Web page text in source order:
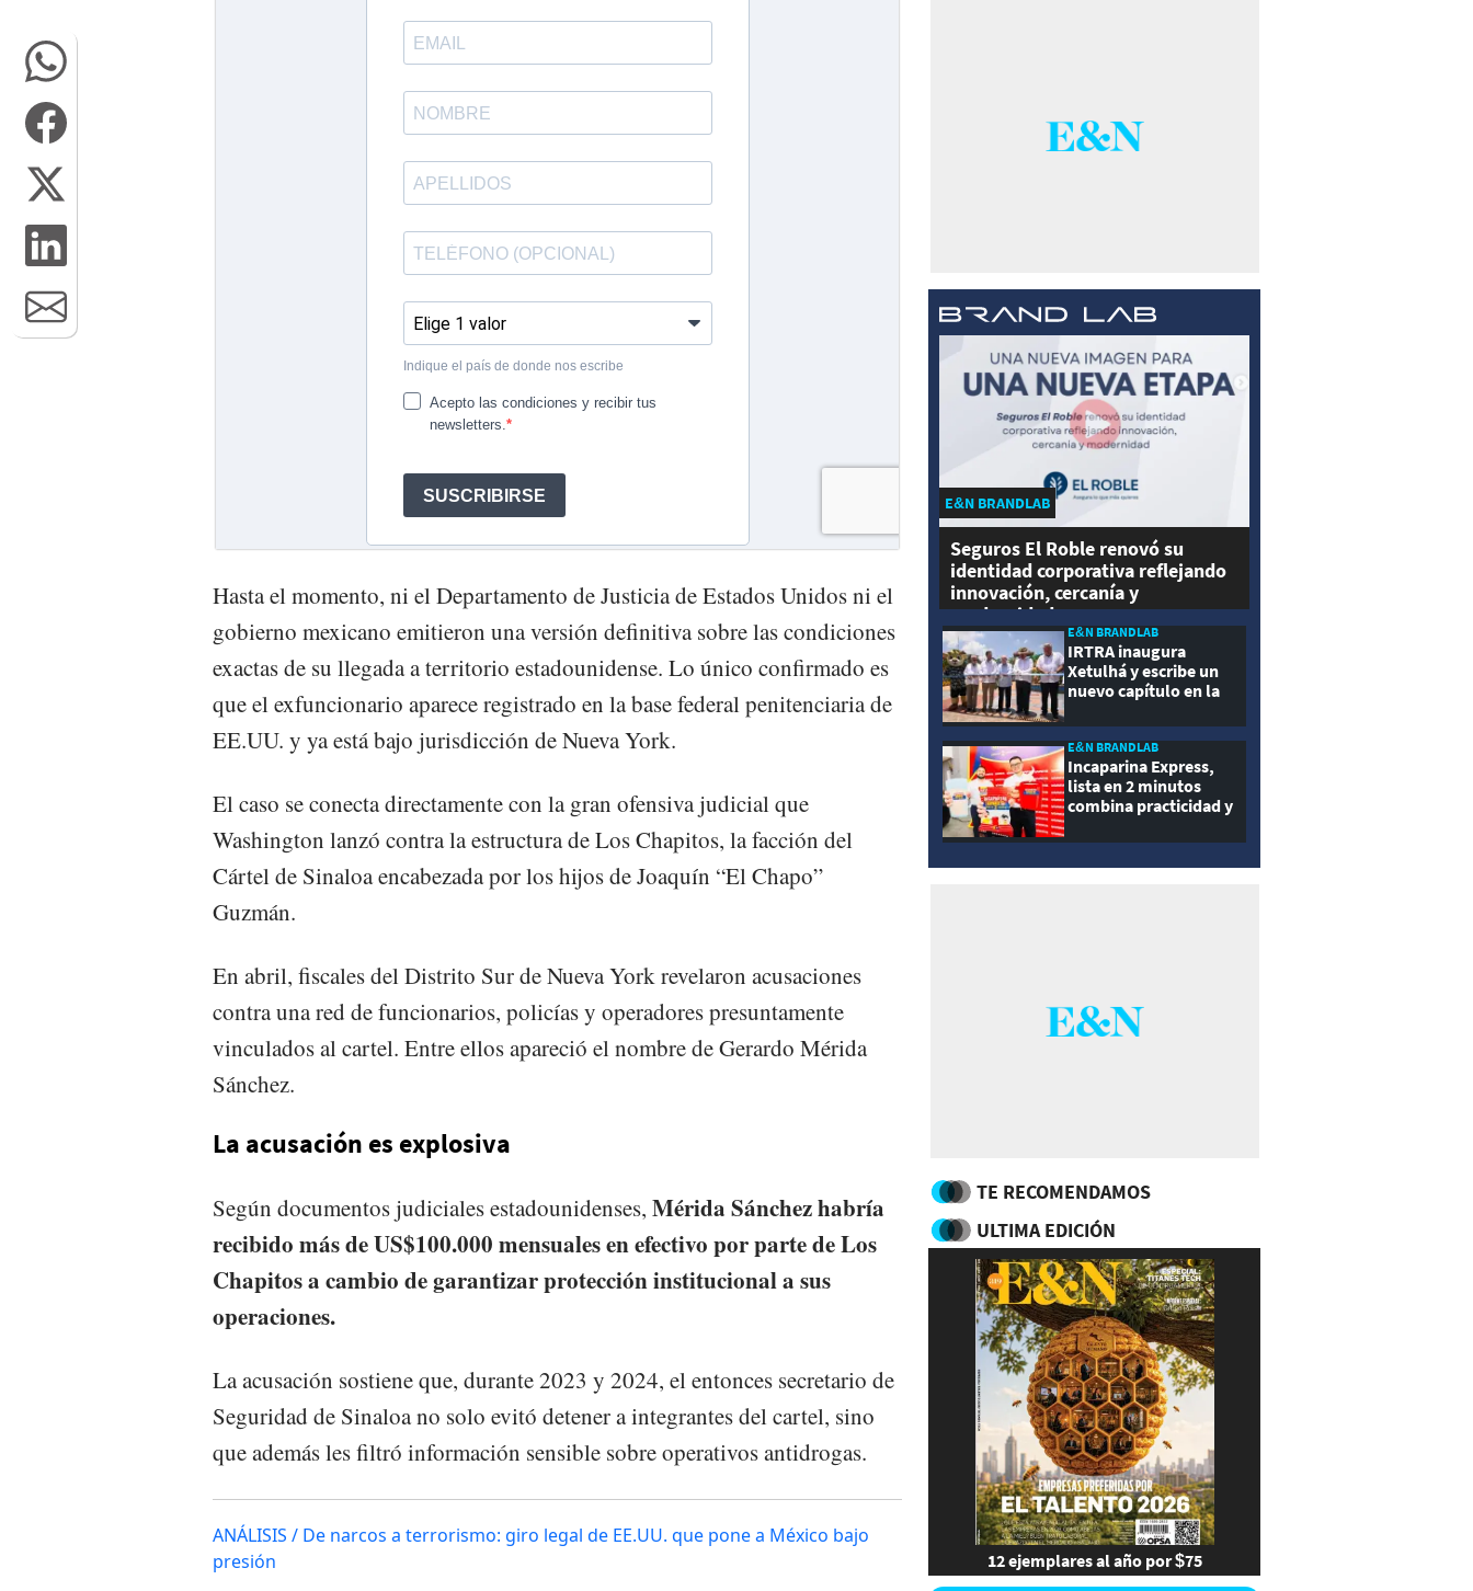
Hasta el momento, ni el Departamento de Justicia de Estados Unidos ni el
gobierno mexicano emitieron una versión definitiva sobre las condiciones
exactas de su llegada a territorio estadounidense. Lo único confirmado es
que el exfuncionario aparece registrado en la base federal penitenciaria de
EE.UU. y ya está bajo jurisdicción de Nueva York.
El caso se conecta directamente con la gran ofensiva judicial que
Washington lanzó contra la estructura de Los Chapitos, la facción del
Cártel de Sinaloa encabezada por los hijos de Joaquín “El Chapo”
Guzmán.
En abril, fiscales del Distrito Sur de Nueva York revelaron acusaciones
contra una red de funcionarios, policías y operadores presuntamente
vinculados al cartel. Entre ellos apareció el nombre de Gerardo Mérida
Sánchez.
La acusación es explosiva
Según documentos judiciales estadounidenses, Mérida Sánchez habría
recibido más de US$100.000 mensuales en efectivo por parte de Los
Chapitos a cambio de garantizar protección institucional a sus
operaciones.
La acusación sostiene que, durante 2023 y 2024, el entonces secretario de
Seguridad de Sinaloa no solo evitó detener a integrantes del cartel, sino
que además les filtró información sensible sobre operativos antidrogas.
ANÁLISIS / De narcos a terrorismo: giro legal de EE.UU. que pone a México bajo
presión
E&N BRANDLAB
Seguros El Roble renovó su
identidad corporativa reflejando
innovación, cercanía y
modernidad
E&N BRANDLAB
IRTRA inaugura
Xetulhá y escribe un
nuevo capítulo en la
recreación de
Guatemala
E&N BRANDLAB
Incaparina Express,
lista en 2 minutos
combina practicidad y
TE RECOMENDAMOS
ULTIMA EDICIÓN
12 ejemplares al año por $75